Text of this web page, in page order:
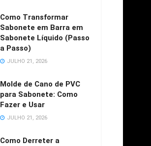
Como Transformar
Sabonete em Barra em
Sabonete Líquido (Passo
a Passo)
JULHO 21, 2026
Molde de Cano de PVC
para Sabonete: Como
Fazer e Usar
JULHO 21, 2026
Como Derreter a